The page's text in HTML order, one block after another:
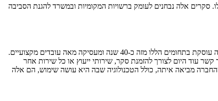
סקרים אלה נבחנים לעומק ברשויות המקומיות ובמשרד להגנת הסביבה
זקוקים לסקר קרקע ורוצים שהוא יתבצע בצורה מקצועית? רוצים להבטיח שהכול מתבצע על הצד הטוב ביותר? פנו עוד היום אל חברת פלגי מים. החברה עוסקת בתחומים הללו מזה כ-40 שנה ומעסיקה מאה עובדים מקצועיים.
עוד היום לצורך להזמנת סקר, שירותי ייעוץ או כל שירות אחר
מביאה איתה, כולל הטכנולוגיה שבה היא עושה שימוש, הם אלה